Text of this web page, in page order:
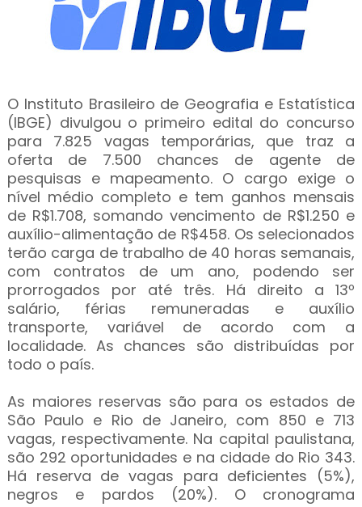
O Instituto Brasileiro de Geografia e Estatística
(IBGE) divulgou o primeiro edital do concurso
para 7.825 vagas temporárias, que traz a
oferta de 7.500 chances de agente de
pesquisas e mapeamento. O cargo exige o
nível médio completo e tem ganhos mensais
de R$1.708, somando vencimento de R$1.250 e
auxílio-alimentação de R$458. Os selecionados
terão carga de trabalho de 40 horas semanais,
com contratos de um ano, podendo ser
prorrogados por até três. Há direito a 13º
salário, férias remuneradas e auxílio
transporte, variável de acordo com a
localidade. As chances são distribuídas por
todo o país.
As maiores reservas são para os estados de
São Paulo e Rio de Janeiro, com 850 e 713
vagas, respectivamente. Na capital paulistana,
são 292 oportunidades e na cidade do Rio 343.
Há reserva de vagas para deficientes (5%),
negros e pardos (20%). O cronograma